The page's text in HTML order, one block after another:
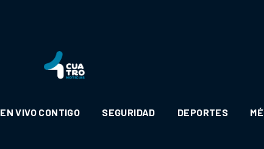
EN VIVO CONTIGO SEGURIDAD DEPORTES